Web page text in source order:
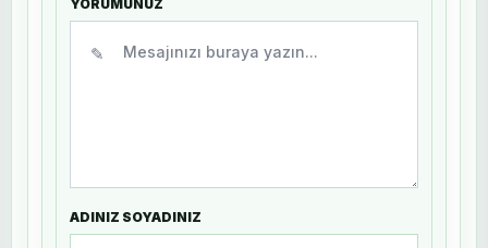
YORUMUNUZ
✎
ADINIZ SOYADINIZ